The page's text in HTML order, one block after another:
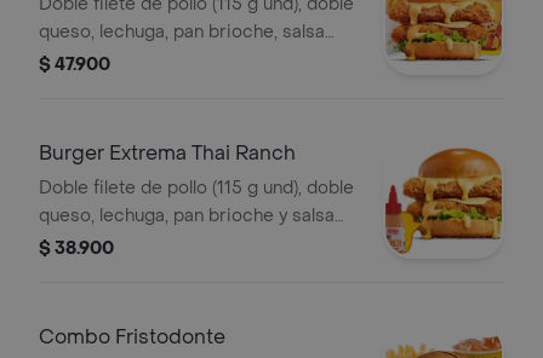
queso, lechuga, pan brioche, salsa
Thai ranch, francesa mediana (60 g) y
$ 47.900
Burger Extrema Thai Ranch
Doble filete de pollo (115 g und), doble
queso, lechuga, pan brioche y salsa
Thai ranch
$ 38.900
Combo Fristodonte